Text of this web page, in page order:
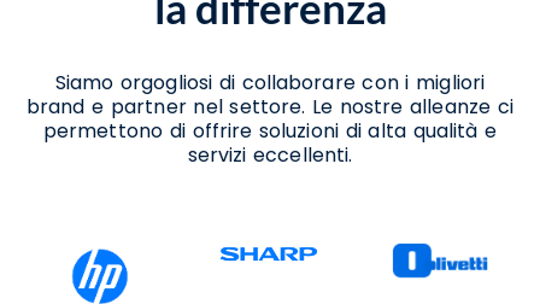
Supporto Migrazione A Windows 11 Eboli
Supporto Passaggio A Windows 11 Eboli
Siamo orgogliosi di collaborare con i migliori
brand e partner nel settore. Le nostre alleanze ci
permettono di offrire soluzioni di alta qualità e
servizi eccellenti.